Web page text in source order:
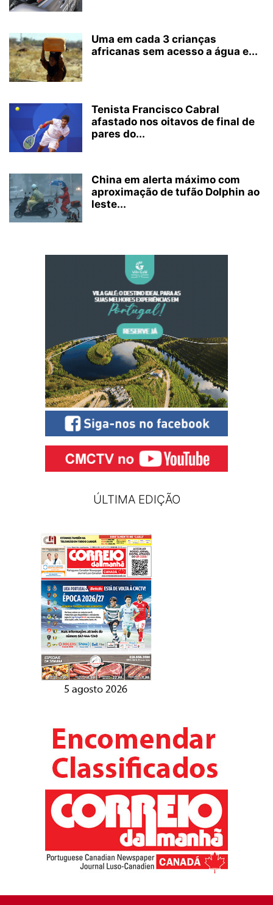
Uma em cada 3 crianças
africanas sem acesso a água e...
Tenista Francisco Cabral
afastado nos oitavos de final de
pares do...
China em alerta máximo com
aproximação de tufão Dolphin ao
leste...
ÚLTIMA EDIÇÃO